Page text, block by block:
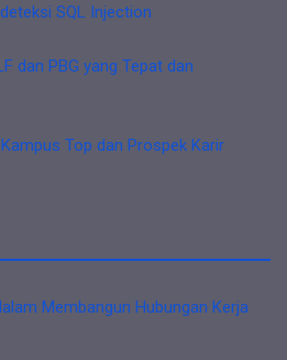
SQL Injection
dan PBG yang Tepat dan
Top dan Prospek Karir
Membangun Hubungan Kerja